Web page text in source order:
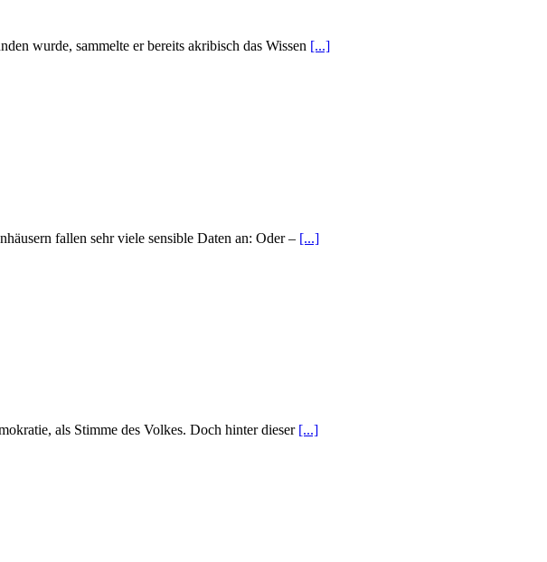
wurde, sammelte er bereits akribisch das Wissen [...]
fallen sehr viele sensible Daten an: Oder – [...]
als Stimme des Volkes. Doch hinter dieser [...]